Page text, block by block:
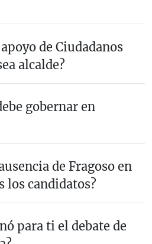
de Ciudadanos
alcalde?
gobernar en
de Fragoso en
los candidatos?
para ti el debate de